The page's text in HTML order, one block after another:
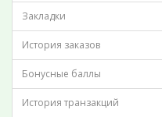
Закладки
История заказов
Бонусные баллы
История транзакций